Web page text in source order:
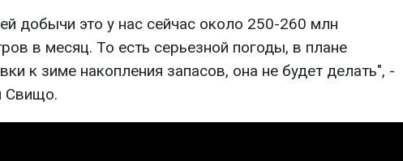
добычи это у нас сейчас около 250-260 млн
в месяц. То есть серьезной погоды, в плане
к зиме накопления запасов, она не будет делать", -
Свищо.